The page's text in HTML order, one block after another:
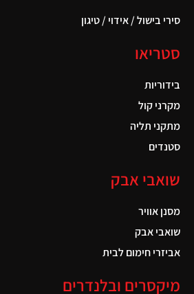
סירי בישול / אידוי / טיגון
סטריאו
בידוריות
מקרני קול
מתקני תליה
סטנדים
שואבי אבק
מסנן אוויר
שואבי אבק
אביזרי חימום לבית
מיקסרים ובלנדרים